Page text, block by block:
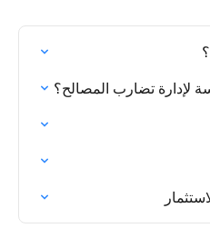
لإدارة تضارب المصالح؟